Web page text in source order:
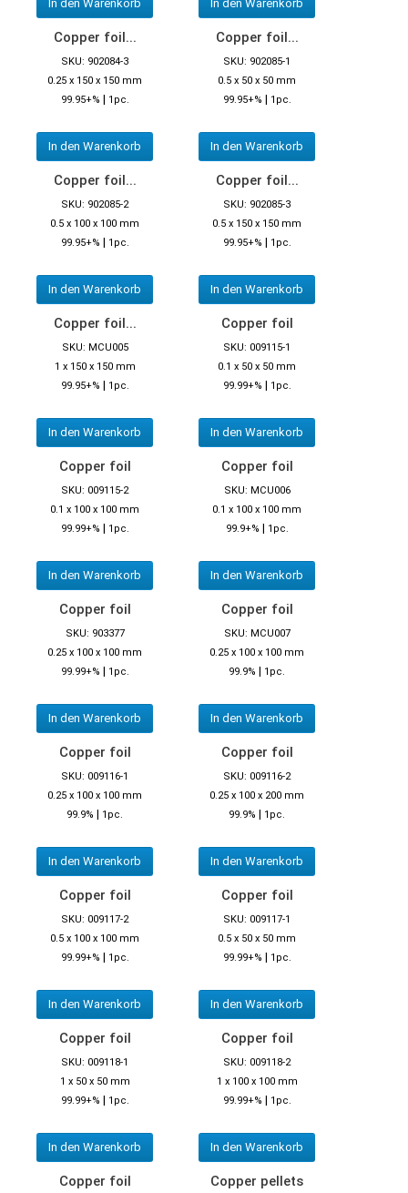
In den Warenkorb In den Warenkorb
Copper foil...
SKU: 902084-3
0.25 x 150 x 150 mm
99.95+% | 1pc.
In den Warenkorb
Copper foil...
SKU: 902085-1
0.5 x 50 x 50 mm
99.95+% | 1pc.
In den Warenkorb
Copper foil...
SKU: 902085-2
0.5 x 100 x 100 mm
99.95+% | 1pc.
In den Warenkorb
Copper foil...
SKU: 902085-3
0.5 x 150 x 150 mm
99.95+% | 1pc.
In den Warenkorb
Copper foil...
SKU: MCU005
1 x 150 x 150 mm
99.95+% | 1pc.
In den Warenkorb
Copper foil
SKU: 009115-1
0.1 x 50 x 50 mm
99.99+% | 1pc.
In den Warenkorb
Copper foil
SKU: 009115-2
0.1 x 100 x 100 mm
99.99+% | 1pc.
In den Warenkorb
Copper foil
SKU: MCU006
0.1 x 100 x 100 mm
99.9+% | 1pc.
In den Warenkorb
Copper foil
SKU: 903377
0.25 x 100 x 100 mm
99.99+% | 1pc.
In den Warenkorb
Copper foil
SKU: MCU007
0.25 x 100 x 100 mm
99.9% | 1pc.
In den Warenkorb
Copper foil
SKU: 009116-1
0.25 x 100 x 100 mm
99.9% | 1pc.
In den Warenkorb
Copper foil
SKU: 009116-2
0.25 x 100 x 200 mm
99.9% | 1pc.
In den Warenkorb
Copper foil
SKU: 009117-2
0.5 x 100 x 100 mm
99.99+% | 1pc.
In den Warenkorb
Copper foil
SKU: 009117-1
0.5 x 50 x 50 mm
99.99+% | 1pc.
In den Warenkorb
Copper foil
SKU: 009118-1
1 x 50 x 50 mm
99.99+% | 1pc.
In den Warenkorb
Copper foil
SKU: 009118-2
1 x 100 x 100 mm
99.99+% | 1pc.
In den Warenkorb
Copper foil Copper pellets